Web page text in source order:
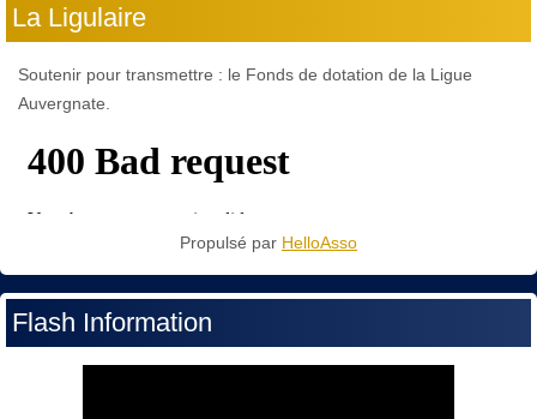
La Ligulaire
Soutenir pour transmettre : le Fonds de dotation de la Ligue
Auvergnate.
Propulsé par HelloAsso
Flash Information